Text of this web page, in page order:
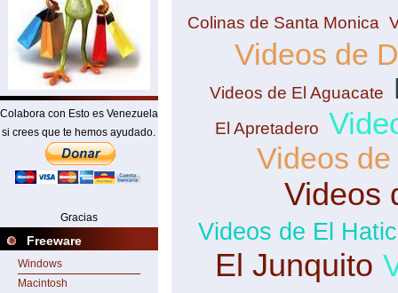
Colabora con Esto es Venezuela
si crees que te hemos ayudado.
Gracias
Freeware
Windows
Macintosh
Colinas de Santa Monica
Videos de
Videos de El Aguacate
El Apretadero
Videos
Videos
Videos de El
El Junquito